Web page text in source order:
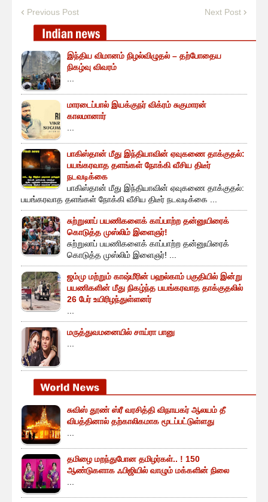
Previous Post Next Post
இந்திய விமானம் நிழல்விழுதல் – தற்போதைய
நிகழ்வு விவரம்
மாரடைப்பால் இயக்குநர் விக்ரம் சுகுமாரன்
காலமானார்
பாகிஸ்தான் மீது இந்தியாவின் ஏவுகணை தாக்குதல்:
பயங்கரவாத தளங்கள் நோக்கி வீசிய திடீர்
நடவடிக்கை
பாகிஸ்தான் மீது இந்தியாவின் ஏவுகணை தாக்குதல்:
பயங்கரவாத தளங்கள் நோக்கி வீசிய திடீர் நடவடிக்கை ...
சுற்றுலாப் பயணிகளைக் காப்பாற்ற தன்னுயிரைக்
கொடுத்த முஸ்லிம் இளைஞர்!
சுற்றுலாப் பயணிகளைக் காப்பாற்ற தன்னுயிரைக்
கொடுத்த முஸ்லிம் இளைஞர்! ...
ஜம்மு மற்றும் காஷ்மீரின் பஹல்காம் பகுதியில் இன்று
பயணிகளின் மீது நிகழ்ந்த பயங்கரவாத தாக்குதலில்
26 பேர் உயிரிழந்துள்ளனர்
மருத்துவமனையில் சாய்ரா பானு
சுவிஸ் தூண் ஸ்ரீ வரசித்தி விநாயகர் ஆலயம் தீ
விபத்தினால் தற்காலிகமாக மூடப்பட்டுள்ளது
தமிழை மறந்துபோன தமிழர்கள்.. ! 150
ஆண்டுகளாக ஃபிஜியில் வாழும் மக்களின் நிலை